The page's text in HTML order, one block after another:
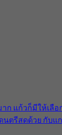
าก แก้วก็มีให้เ
นตรีสดด้วย กับ